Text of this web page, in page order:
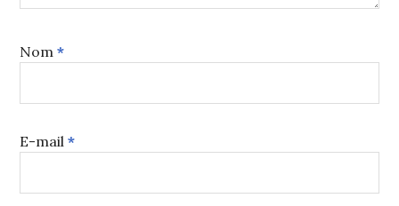
Nom*
E-mail*